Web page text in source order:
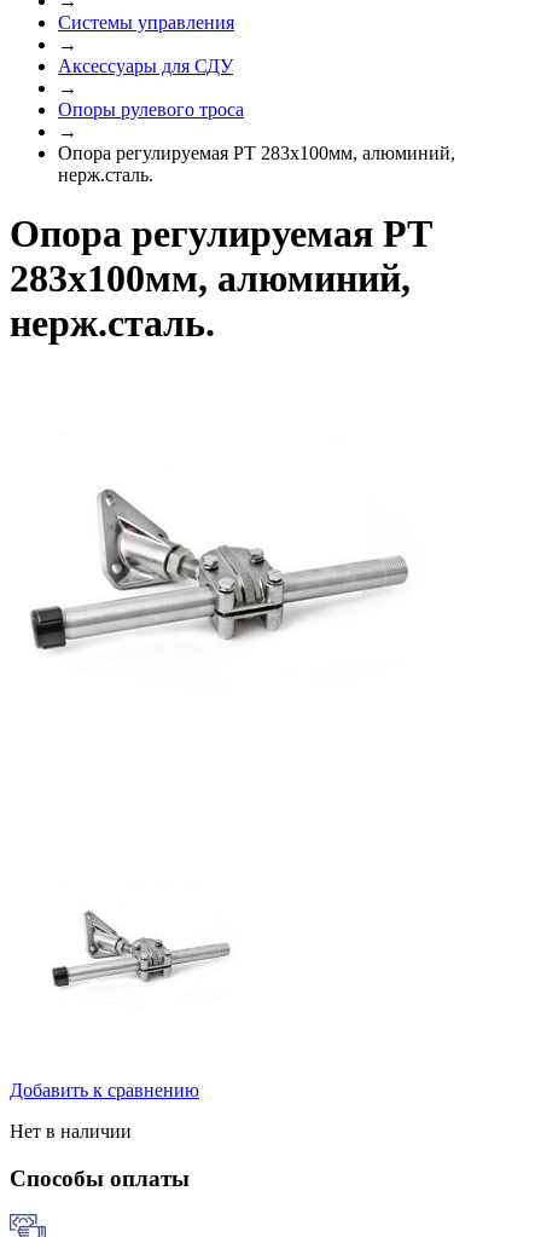
Системы управления
→
Аксессуары для СДУ
→
Опоры рулевого троса
→
Опора регулируемая РТ 283х100мм, алюминий,
нерж.сталь.
Опора регулируемая РТ
283х100мм, алюминий,
нерж.сталь.
Добавить к сравнению
Нет в наличии
Способы оплаты